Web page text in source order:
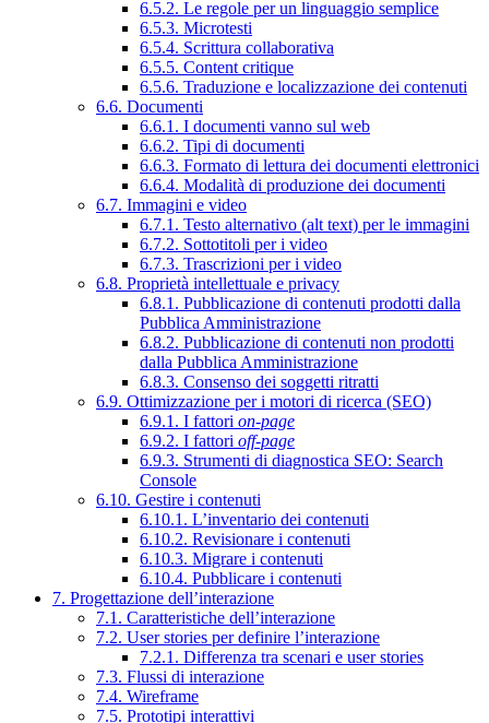
6.5.2. Le regole per un linguaggio semplice
6.5.3. Microtesti
6.5.4. Scrittura collaborativa
6.5.5. Content critique
6.5.6. Traduzione e localizzazione dei contenuti
6.6. Documenti
6.6.1. I documenti vanno sul web
6.6.2. Tipi di documenti
6.6.3. Formato di lettura dei documenti elettronici
6.6.4. Modalità di produzione dei documenti
6.7. Immagini e video
6.7.1. Testo alternativo (alt text) per le immagini
6.7.2. Sottotitoli per i video
6.7.3. Trascrizioni per i video
6.8. Proprietà intellettuale e privacy
6.8.1. Pubblicazione di contenuti prodotti dalla
Pubblica Amministrazione
6.8.2. Pubblicazione di contenuti non prodotti
dalla Pubblica Amministrazione
6.8.3. Consenso dei soggetti ritratti
6.9. Ottimizzazione per i motori di ricerca (SEO)
6.9.1. I fattori on-page
6.9.2. I fattori off-page
6.9.3. Strumenti di diagnostica SEO: Search
Console
6.10. Gestire i contenuti
6.10.1. L’inventario dei contenuti
6.10.2. Revisionare i contenuti
6.10.3. Migrare i contenuti
6.10.4. Pubblicare i contenuti
7. Progettazione dell’interazione
7.1. Caratteristiche dell’interazione
7.2. User stories per definire l’interazione
7.2.1. Differenza tra scenari e user stories
7.3. Flussi di interazione
7.4. Wireframe
7.5. Prototipi interattivi